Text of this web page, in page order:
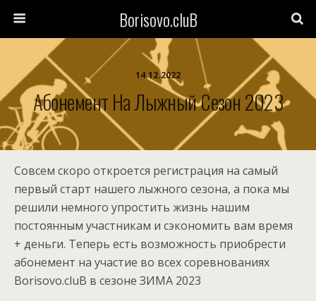
Borisovo.cluB
14.12.2022
Абонемент На Лыжный Сезон 2023
Совсем скоро откроется регистрация на самый
первый старт нашего лыжного сезона, а пока мы
решили немного упростить жизнь нашим
постоянным участникам и сэкономить вам время
+ деньги. Теперь есть возможность приобрести
абонемент на участие во всех соревнованиях
Borisovo.cluB в сезоне ЗИМА 2023